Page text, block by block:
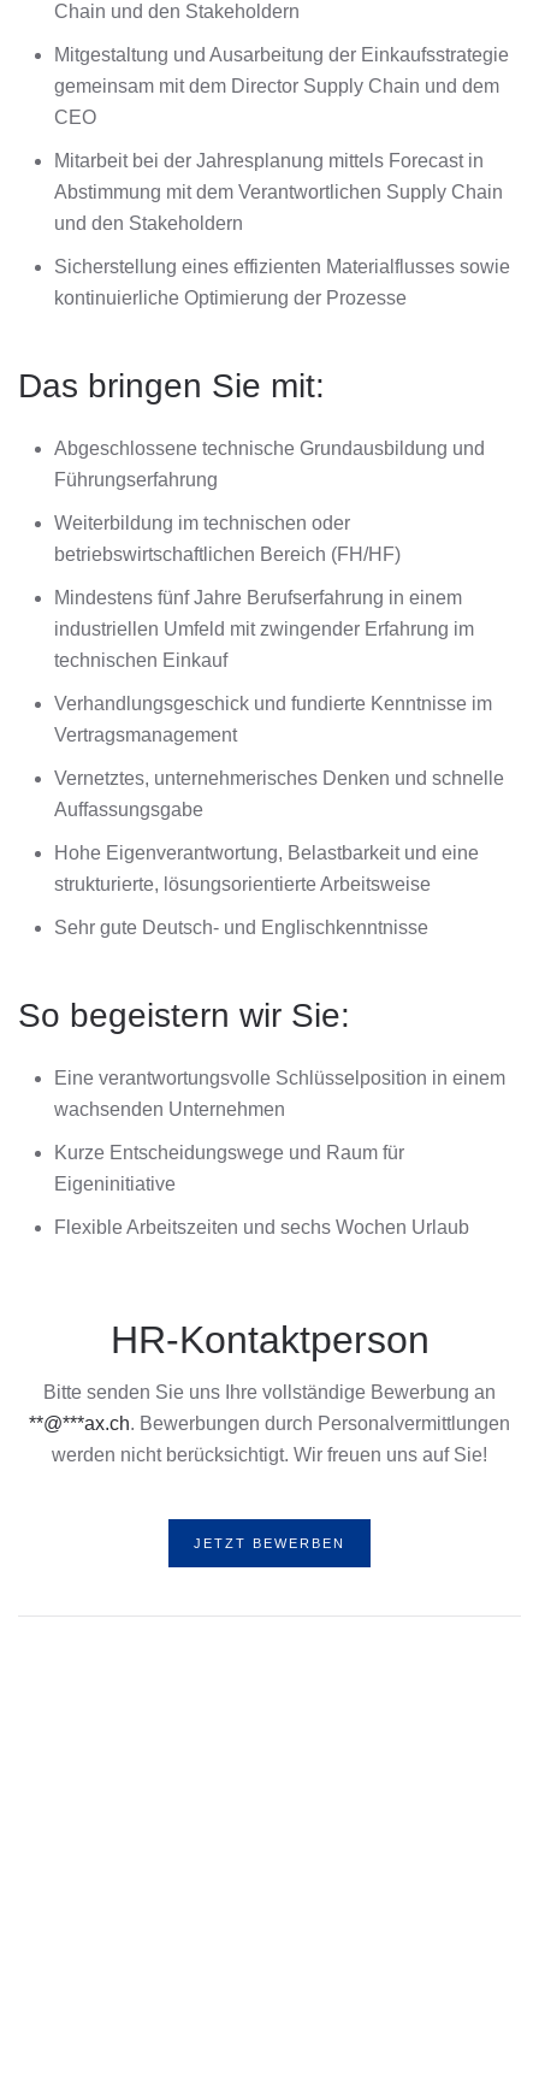
Chain und den Stakeholdern
Mitgestaltung und Ausarbeitung der Einkaufsstrategie
gemeinsam mit dem Director Supply Chain und dem
CEO
Mitarbeit bei der Jahresplanung mittels Forecast in
Abstimmung mit dem Verantwortlichen Supply Chain
und den Stakeholdern
Sicherstellung eines effizienten Materialflusses sowie
kontinuierliche Optimierung der Prozesse
Das bringen Sie mit:
Abgeschlossene technische Grundausbildung und
Führungserfahrung
Weiterbildung im technischen oder
betriebswirtschaftlichen Bereich (FH/HF)
Mindestens fünf Jahre Berufserfahrung in einem
industriellen Umfeld mit zwingender Erfahrung im
technischen Einkauf
Verhandlungsgeschick und fundierte Kenntnisse im
Vertragsmanagement
Vernetztes, unternehmerisches Denken und schnelle
Auffassungsgabe
Hohe Eigenverantwortung, Belastbarkeit und eine
strukturierte, lösungsorientierte Arbeitsweise
Sehr gute Deutsch- und Englischkenntnisse
So begeistern wir Sie:
Eine verantwortungsvolle Schlüsselposition in einem
wachsenden Unternehmen
Kurze Entscheidungswege und Raum für
Eigeninitiative
Flexible Arbeitszeiten und sechs Wochen Urlaub
HR-Kontaktperson
Bitte senden Sie uns Ihre vollständige Bewerbung an
**@***ax.ch. Bewerbungen durch Personalvermittlungen
werden nicht berücksichtigt. Wir freuen uns auf Sie!
JETZT BEWERBEN